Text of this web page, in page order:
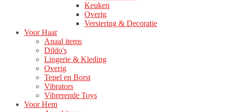
Keuken
Overig
Versiering & Decoratie
Voor Haar
Anaal items
Dildo's
Lingerie & Kleding
Overig
Tepel en Borst
Vibrators
Vibrerende Toys
Voor Hem